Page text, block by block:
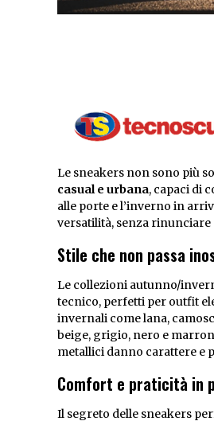
Le sneakers non sono più
casual e urbana, capaci di
alle porte e l’inverno in
versatilità, senza
Stile che non passa
Le collezioni autunno/
tecnico, perfetti per outfit
invernali come lana,
beige, grigio, nero e
metallici danno carattere e
Comfort e praticità in
Il segreto delle sneakers